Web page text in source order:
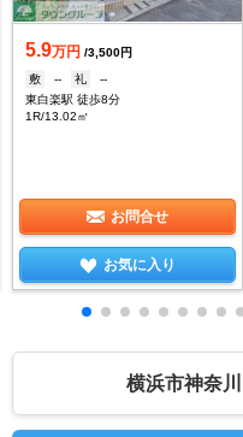
5.9万円 /3,500円
敷
-- 礼
--
東白楽駅 徒歩8分
1R/13.02㎡
お問合せ
お気に入り
横浜市神奈